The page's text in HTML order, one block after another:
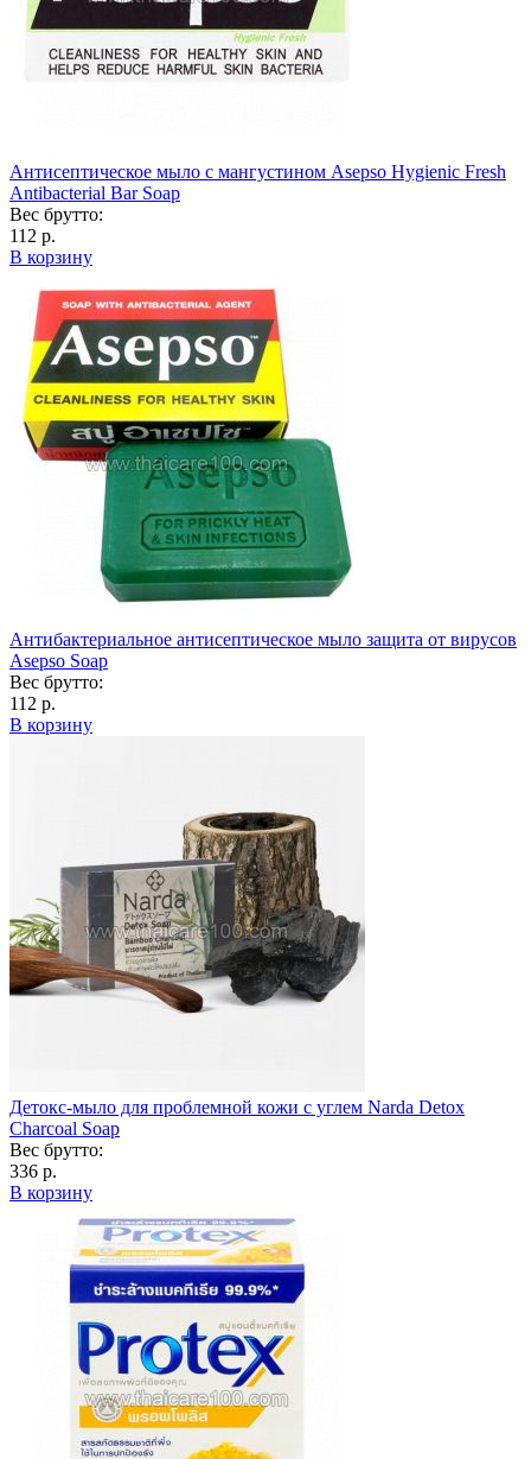
Антисептическое мыло с мангустином Asepso Hygienic Fresh
Antibacterial Bar Soap
Вес брутто:
112 р.
В корзину
Антибактериальное антисептическое мыло защита от вирусов
Asepso Soap
Вес брутто:
112 р.
В корзину
Детокс-мыло для проблемной кожи с углем Narda Detox
Charcoal Soap
Вес брутто:
336 р.
В корзину